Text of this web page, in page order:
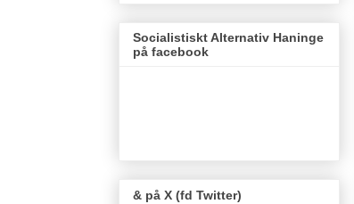
Socialistiskt Alternativ Haninge
på facebook
& på X (fd Twitter)